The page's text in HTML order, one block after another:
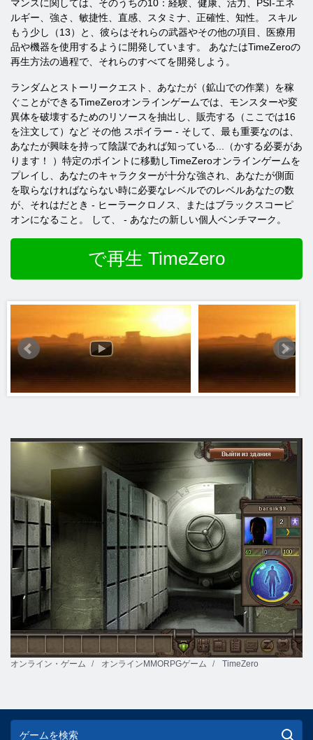
マンスに関しては、そのうちの10：経験、健康、活力、PSI-エネ
ルギー、強さ、敏捷性、直感、スタミナ、正確性、知性。 スキル
もう少し（13）と、彼らはそれらの武器やその他の項目、医療用
品や機器を使用するように開発し​​ています。 あなたはTimeZeroの
再生方法の過程で、それらのすべてを開発しよう。
ランダムとストーリークエスト、あなたが（鉱山での作業）を稼
ぐことができるTimeZeroオンラインゲームでは、モンスターや変
異体を破壊するためのリソースを抽出し、販売する（ここでは16
を注文して）など その他 スポイラー - そして、最も重要なのは、
あなたが興味を持って陰謀であれば知っている...（かする必要があ
ります！ ）特定のポイントに移動しTimeZeroオンラインゲームを
プレイし、あなたのキャラクターが十分な強され、あなたが側面
を取らなければならない時に必要なレベルでのレベルあなたの数
が、それはだとき - ヒーラークロノス、またはブラックスコーピ
オンになること。 して、 - あなたの新しい個人ベンチマーク。
で再生 TimeZero
オンライン・ゲーム オンラインMMORPGゲーム TimeZero